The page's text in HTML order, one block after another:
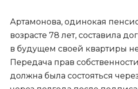
Артамонова, одинокая
возрасте 78 лет, составила
в будущем своей квартиры
Передача прав
должна была состояться